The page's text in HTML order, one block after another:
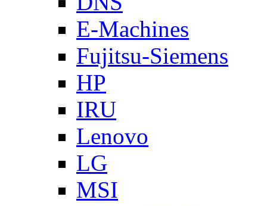
E-Machines
Fujitsu-Siemens
HP
IRU
Lenovo
LG
MSI